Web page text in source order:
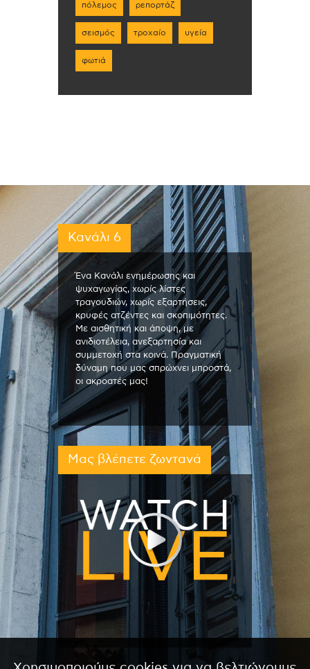
πόλεμος ρεπορτάζ
σεισμός τροχαίο υγεία
φωτιά
Κανάλι 6
Ένα Κανάλι ενημέρωσης και
ψυχαγωγίας, χωρίς λίστες
τραγουδιών, χωρίς εξαρτήσεις,
κρυφές ατζέντες και σκοπιμότητες.
Με αισθητική και άποψη, με
ανιδιοτέλεια, ανεξαρτησία και
συμμετοχή στα κοινά. Πραγματική
δύναμη που μας σπρώχνει μπροστά,
οι ακροατές μας!
Μας βλέπετε ζωντανά